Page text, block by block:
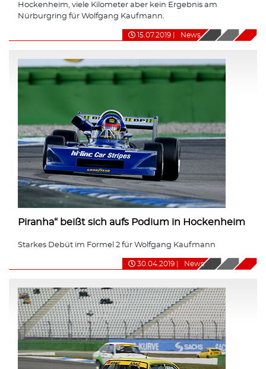
Hockenheim, viele Kilometer aber kein Ergebnis am
Nürburgring für Wolfgang Kaufmann.
15.07.2019 News
Piranha“ beißt sich aufs Podium in Hockenheim
Starkes Debüt im Formel 2 für Wolfgang Kaufmann
30.04.2019 News